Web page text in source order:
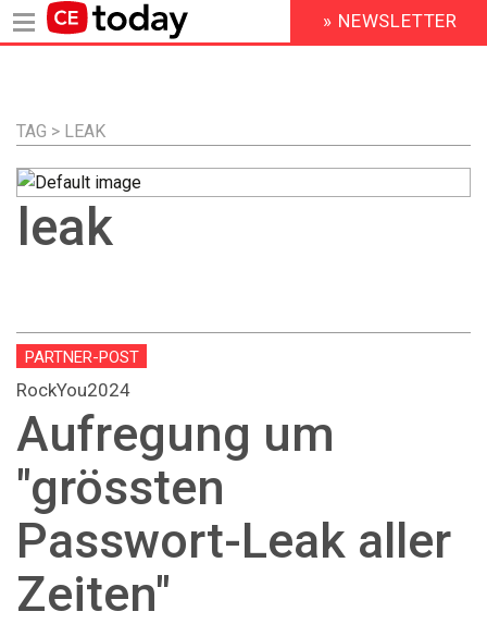
Inhalt
HEADER
MENU
» NEWSLETTER
TAG > LEAK
leak
PARTNER-POST
RockYou2024
Aufregung um
"grössten
Passwort-Leak aller
Zeiten"